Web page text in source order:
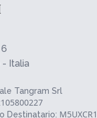
Italia
Tangram Srl
Destinatario: M5UXCR1